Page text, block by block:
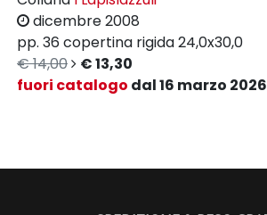
dicembre 2008
pp. 36 copertina rigida24,0x30,0
€ 14,00
€ 13,30
fuori catalogo dal 16 marzo 2026